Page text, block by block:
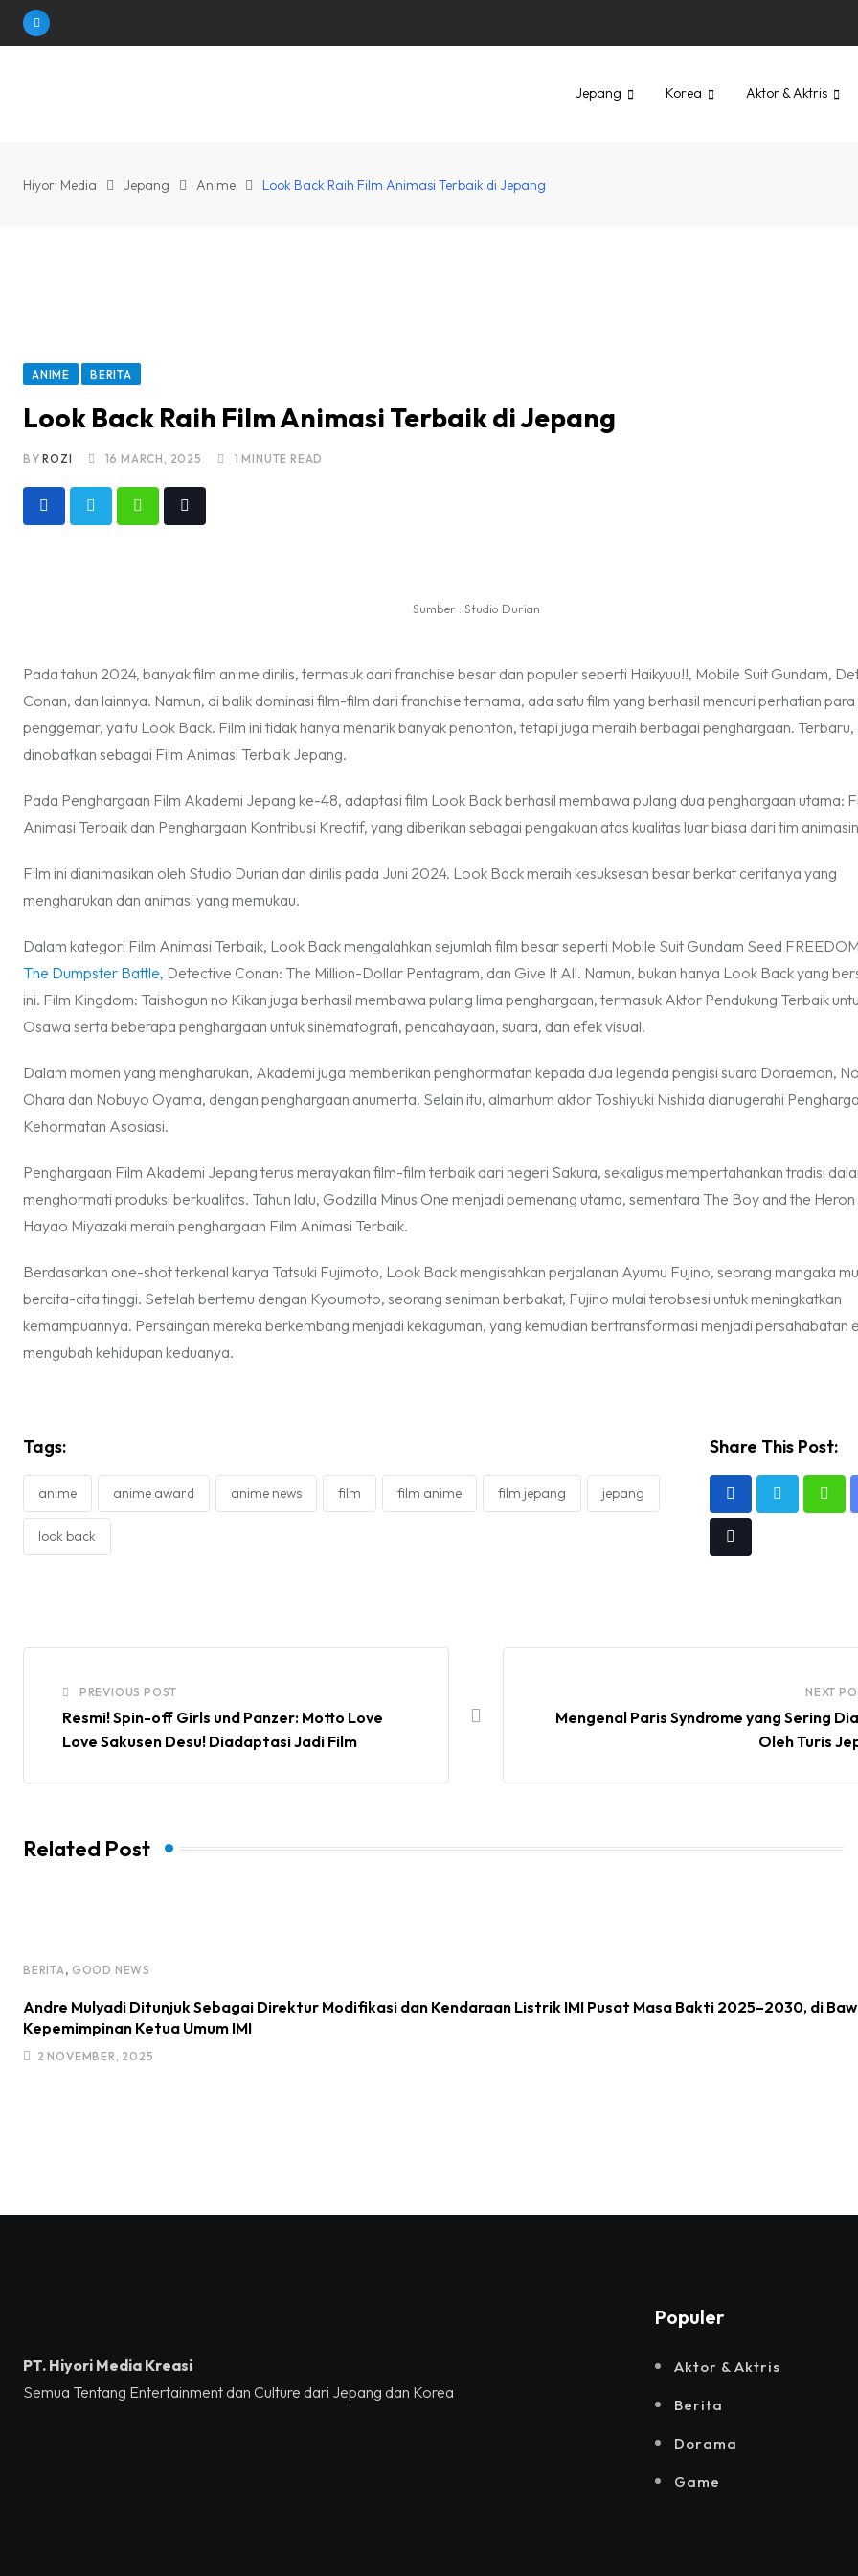
Skip
Jepang Korea Aktor & Aktris
Hiyori Media Jepang Anime Look Back Raih Film Animasi Terbaik di Jepang
ANIME BERITA
Look Back Raih Film Animasi Terbaik di Jepang
BYROZI 16 MARCH, 2025 1 MINUTE READ
Whatsapp
Tiktok
Sumber : Studio Durian
Pada tahun 2024, banyak film anime dirilis, termasuk dari franchise besar dan populer seperti Haikyuu!!, Mobile Suit Gundam,
Conan, dan lainnya. Namun, di balik dominasi film-film dari franchise ternama, ada satu film yang berhasil mencuri perhatian para
penggemar, yaitu Look Back. Film ini tidak hanya menarik banyak penonton, tetapi juga meraih berbagai penghargaan. Terbaru,
dinobatkan sebagai Film Animasi Terbaik Jepang.
Pada Penghargaan Film Akademi Jepang ke-48, adaptasi film Look Back berhasil membawa pulang dua penghargaan utama:
Animasi Terbaik dan Penghargaan Kontribusi Kreatif, yang diberikan sebagai pengakuan atas kualitas luar biasa dari tim
Film ini dianimasikan oleh Studio Durian dan dirilis pada Juni 2024. Look Back meraih kesuksesan besar berkat ceritanya yang
mengharukan dan animasi yang memukau.
Dalam kategori Film Animasi Terbaik, Look Back mengalahkan sejumlah film besar seperti Mobile Suit Gundam Seed
The Dumpster Battle, Detective Conan: The Million-Dollar Pentagram, dan Give It All. Namun, bukan hanya Look Back yang
ini. Film Kingdom: Taishogun no Kikan juga berhasil membawa pulang lima penghargaan, termasuk Aktor Pendukung Terbaik
Osawa serta beberapa penghargaan untuk sinematografi, pencahayaan, suara, dan efek visual.
Dalam momen yang mengharukan, Akademi juga memberikan penghormatan kepada dua legenda pengisi suara Doraemon,
Ohara dan Nobuyo Oyama, dengan penghargaan anumerta. Selain itu, almarhum aktor Toshiyuki Nishida dianugerahi
Kehormatan Asosiasi.
Penghargaan Film Akademi Jepang terus merayakan film-film terbaik dari negeri Sakura, sekaligus mempertahankan tradisi
menghormati produksi berkualitas. Tahun lalu, Godzilla Minus One menjadi pemenang utama, sementara The Boy and the
Hayao Miyazaki meraih penghargaan Film Animasi Terbaik.
Berdasarkan one-shot terkenal karya Tatsuki Fujimoto, Look Back mengisahkan perjalanan Ayumu Fujino, seorang mangaka
bercita-cita tinggi. Setelah bertemu dengan Kyoumoto, seorang seniman berbakat, Fujino mulai terobsesi untuk meningkatkan
kemampuannya. Persaingan mereka berkembang menjadi kekaguman, yang kemudian bertransformasi menjadi persahabatan
mengubah kehidupan keduanya.
Tags:
anime anime award anime news film film anime film jepang jepang
look back
Share This Post:
Tiktok
PREVIOUS POST
Resmi! Spin-off Girls und Panzer: Motto Love
Love Sakusen Desu! Diadaptasi Jadi Film
NEXT
Mengenal Paris Syndrome yang Sering
Oleh Turis
Related Post
BERITA , GOOD NEWS
Andre Mulyadi Ditunjuk Sebagai Direktur Modifikasi dan Kendaraan Listrik IMI Pusat Masa Bakti 2025–2030, di
Kepemimpinan Ketua Umum IMI
2 NOVEMBER, 2025
PT. Hiyori Media Kreasi
Semua Tentang Entertainment dan Culture dari Jepang dan Korea
Populer
Aktor & Aktris
Berita
Dorama
Game